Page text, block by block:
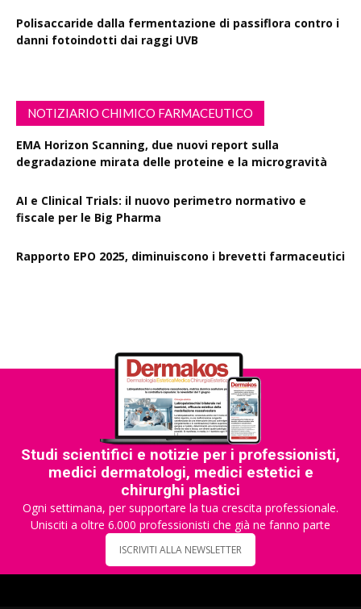
Polisaccaride dalla fermentazione di passiflora contro i
danni fotoindotti dai raggi UVB
NOTIZIARIO CHIMICO FARMACEUTICO
EMA Horizon Scanning, due nuovi report sulla
degradazione mirata delle proteine e la microgravità
AI e Clinical Trials: il nuovo perimetro normativo e
fiscale per le Big Pharma
Rapporto EPO 2025, diminuiscono i brevetti farmaceutici
Studi scientifici e notizie per i professionisti,
medici dermatologi, medici estetici e
chirurghi plastici
Ogni settimana, per supportare la tua crescita professionale.
Unisciti a oltre 6.000 professionisti che già ne fanno parte
ISCRIVITI ALLA NEWSLETTER